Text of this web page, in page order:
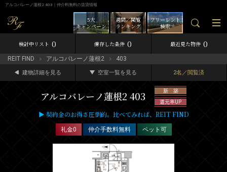
アルコバレーノ蓮根2 403｜仲介料無料の賃貸情報
フリーレント
検索
週間／閲覧
ランキング
5大
キャンペーン
検討中リスト 0 保存した条件 0 最近見た物件 0
REIT FIND アルコバレーノ蓮根2 403
建物詳細を見る 空室一覧を見る 2名／閲覧済
アルコバレーノ蓮根2 403
新 築
還元率UP
▶ 契約金のお得さ圧倒的。比べてみれば、REIT FIND
礼金0 仲介手数料無料 ペット可